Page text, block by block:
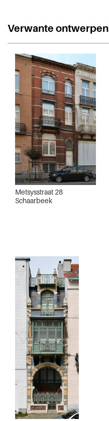
Verwante ontwerpen
Metsysstraat 28
Schaarbeek